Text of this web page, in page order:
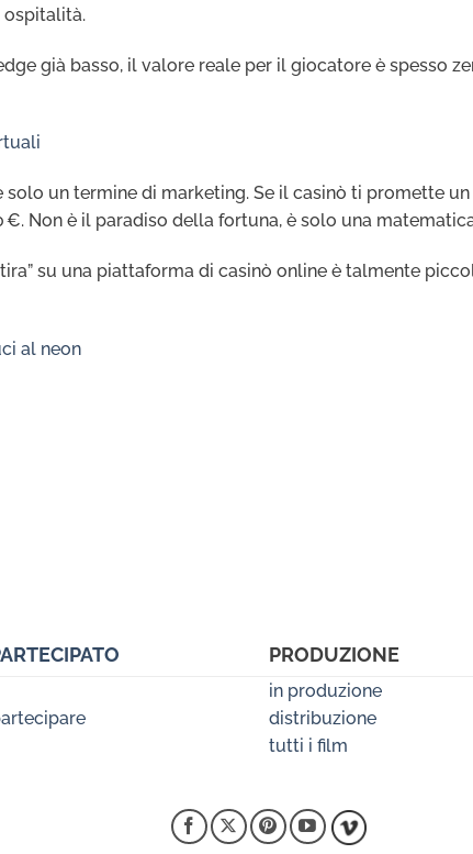
ospitalità.
già basso, il valore reale per il giocatore è spesso
solo un termine di marketing. Se il casinò ti promette
Non è il paradiso della fortuna, è solo una
su una piattaforma di casinò online è talmente
al neon
PRODUZIONE
in produzione
distribuzione
tutti i film